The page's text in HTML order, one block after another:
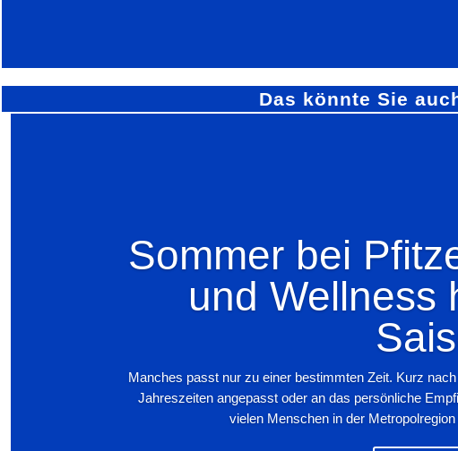
Das könnte Sie
Sommer bei
und Wellness
Manches passt nur zu einer bestimmten Zeit. Kurz
Jahreszeiten angepasst oder an das persönliche
vielen Menschen in der